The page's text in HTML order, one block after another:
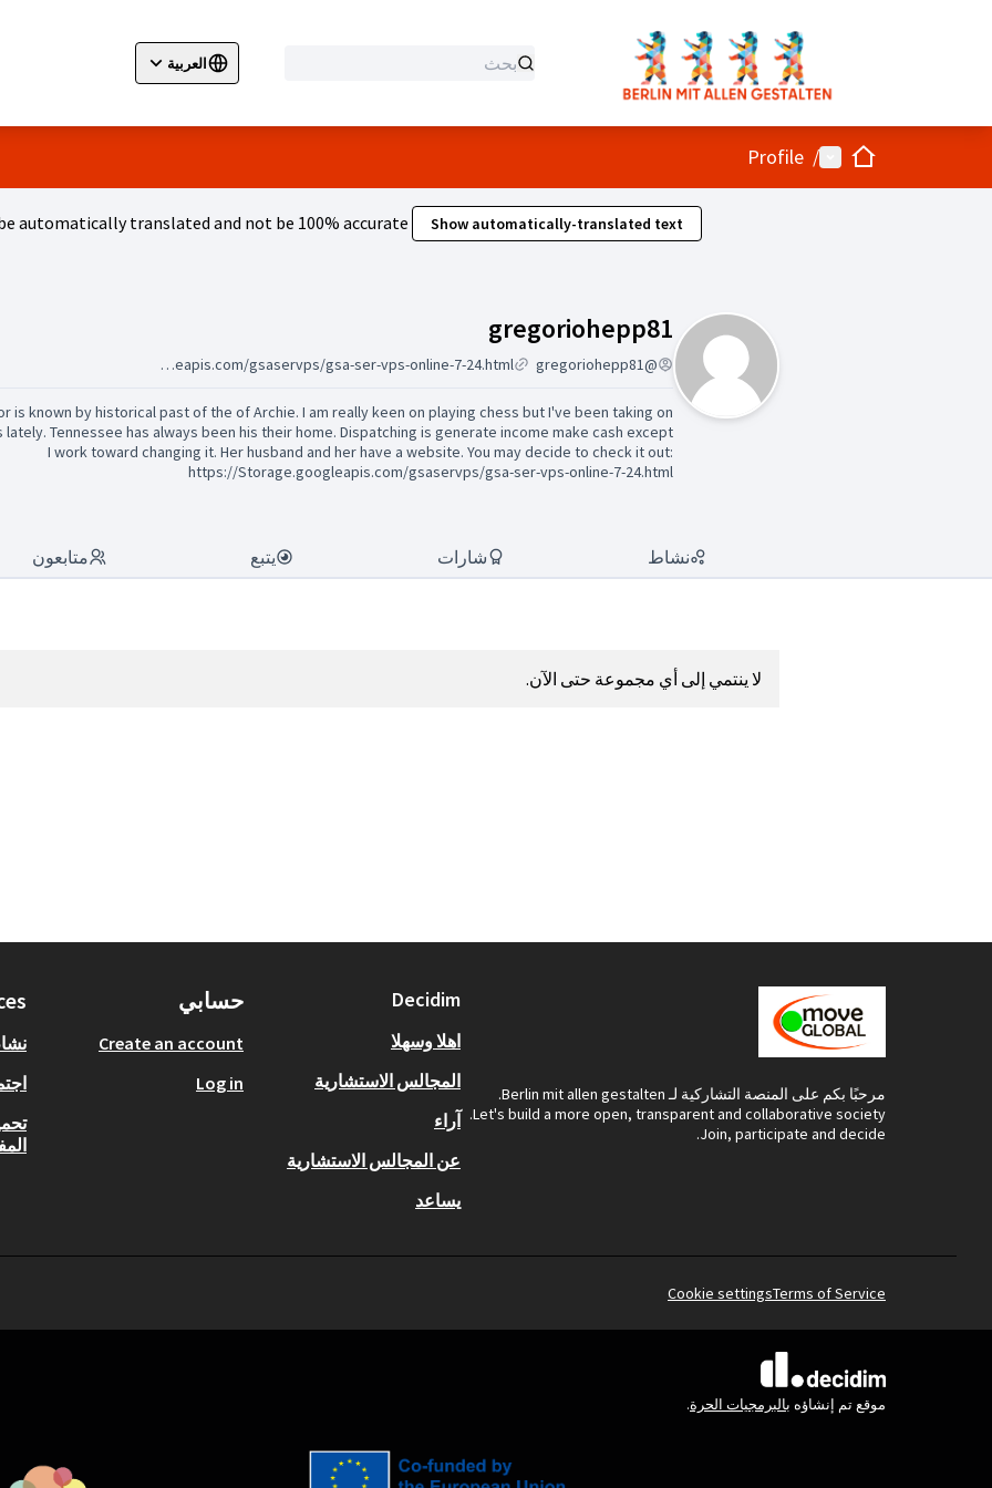
العربية la langue Wybierz język Dil seçiniz
الصفحة الرئيسية
القائمة الرئيسية
/
Profile
Show automatically-translated text
automatically translated and not be 100% accurate.
gregoriohepp81
@gregoriohepp81
https://storage.googleapis.com/gsaservps/gsa-ser-vps-online-7-24.html
is known by historical past of the of Archie. I am really keen on playing chess but I've been taking on
lately. Tennessee has always been his their home. Dispatching is generate income make cash except
I work toward changing it. Her husband and her have a website. You may decide to check it out:
https://Storage.googleapis.com/gsaservps/gsa-ser-vps-online-7-24.html
نشاط شارات يتبع متابعون
لا ينتمي إلى أي مجموعة حتى الآن.
مرحبًا بكم على المنصة التشاركية لـ Berlin mit allen gestalten.
Let's build a more open, transparent and collaborative society.
Join, participate and decide.
Decidim
اهلا وسهلا
المجالس الاستشارية
آراء
عن المجالس الاستشارية
يساعد
حسابي
Create an account
Log in
Terms of Service
Cookie settings
(الرابط الخارجي)
موقع تم إنشاؤه بالبرمجيات الحرة.